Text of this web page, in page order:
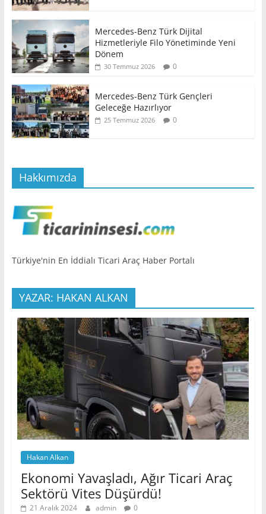
Mercedes-Benz Türk Dijital
Hizmetleriyle Filo Yönetiminde Yeni
Dönem
30 Temmuz 2026 0
Mercedes-Benz Türk Gençleri
Geleceğe Hazırlıyor
25 Temmuz 2026 0
Hakkımızda
Türkiye'nin En İddialı Ticari Araç Haber Portalı
YAZAR: HAKAN ALKAN
Hakan Alkan
Ekonomi Yavaşladı, Ağır Ticari Araç
Sektörü Vites Düşürdü!
21 Aralık 2024 admin 0